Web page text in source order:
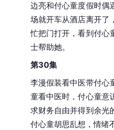
边亮和付心童度假时偶
场就开车从酒店离开了
忙把门打开，看到付心
士帮助她。
第30集
李漫假装看中医带付心
童看中医时，付心童意
求财务自由并得到余光
付心童胡思乱想，情绪